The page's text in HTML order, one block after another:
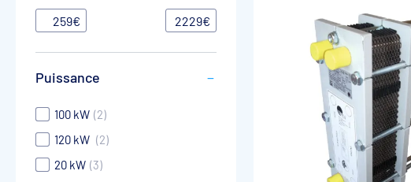
259€ 2229€
Puissance
100 kW (2)
120 kW (2)
20 kW (3)